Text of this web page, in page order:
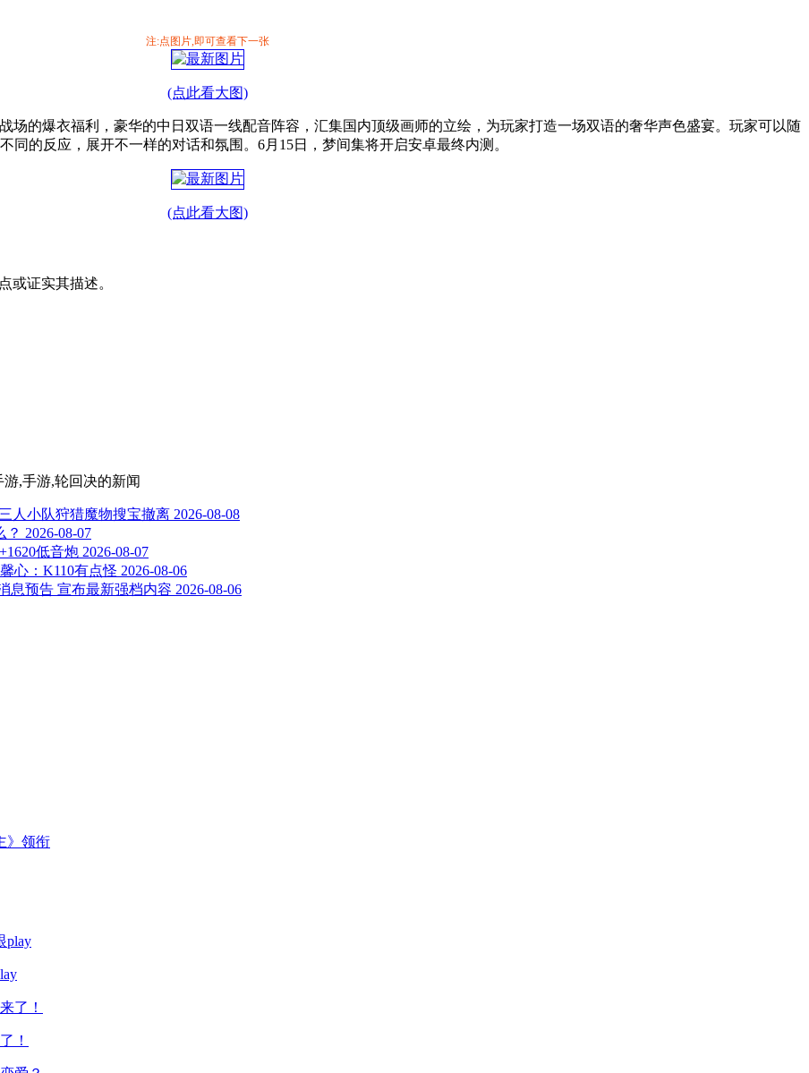
注:点图片,即可查看下一张
(点此看大图)
场的爆衣福利，豪华的中日双语一线配音阵容，汇集国内顶级画师的立绘，为玩家打造一场双语的奢华声色盛宴。玩家可以随
的反应，展开不一样的对话和氛围。6月15日，梦间集将开启安卓最终内测。
(点此看大图)
或证实其描述。
游,手游,轮回决的新闻
人小队狩猎魔物搜宝撤离 2026-08-08
？ 2026-08-07
低音炮 2026-08-07
心：K110有点怪 2026-08-06
息预告 宣布最新强档内容 2026-08-06
》领衔
！